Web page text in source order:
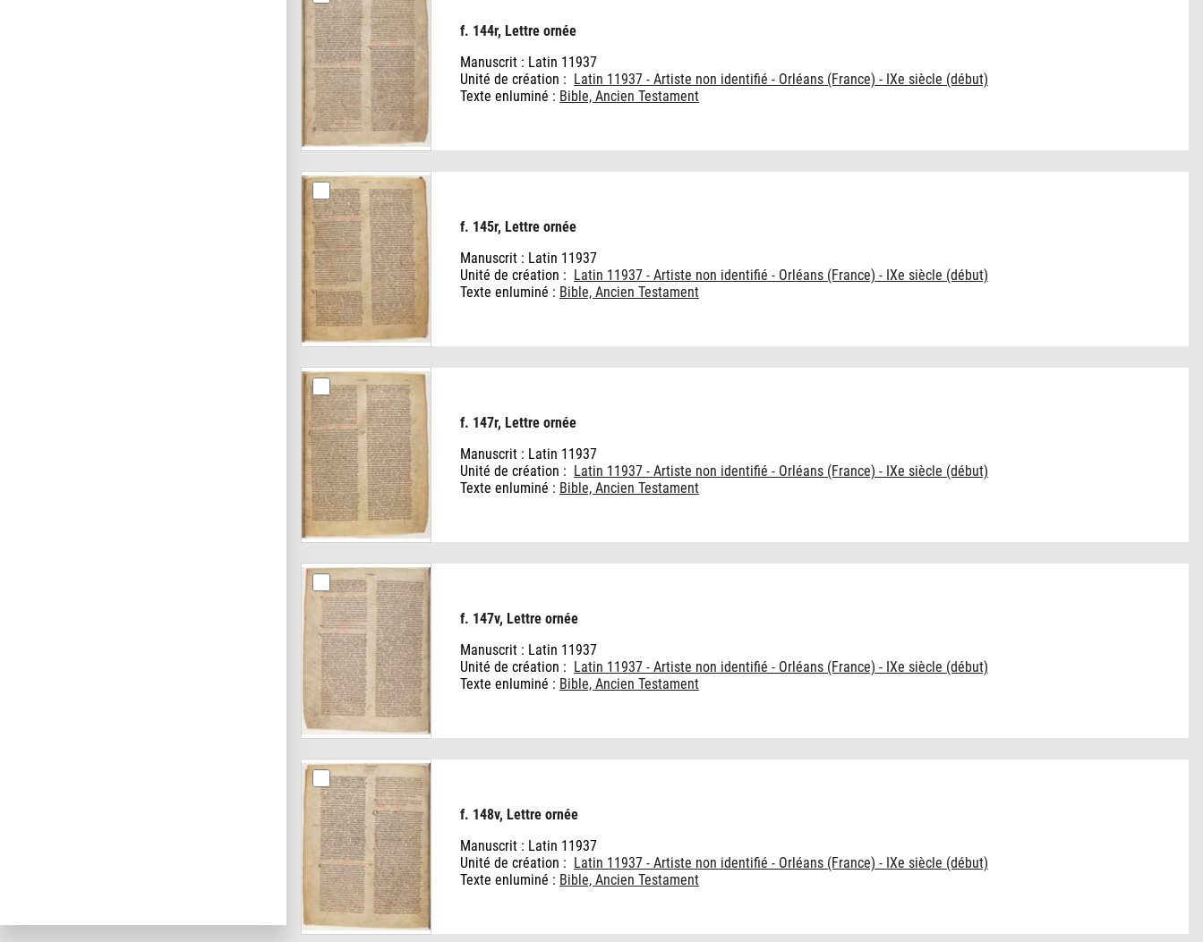
f. 144r, Lettre ornée
Manuscrit : Latin 11937
Unité de création : Latin 11937 - Artiste non identifié - Orléans (France) - IXe siècle (début)
Texte enluminé : Bible, Ancien Testament
f. 145r, Lettre ornée
Manuscrit : Latin 11937
Unité de création : Latin 11937 - Artiste non identifié - Orléans (France) - IXe siècle (début)
Texte enluminé : Bible, Ancien Testament
f. 147r, Lettre ornée
Manuscrit : Latin 11937
Unité de création : Latin 11937 - Artiste non identifié - Orléans (France) - IXe siècle (début)
Texte enluminé : Bible, Ancien Testament
f. 147v, Lettre ornée
Manuscrit : Latin 11937
Unité de création : Latin 11937 - Artiste non identifié - Orléans (France) - IXe siècle (début)
Texte enluminé : Bible, Ancien Testament
f. 148v, Lettre ornée
Manuscrit : Latin 11937
Unité de création : Latin 11937 - Artiste non identifié - Orléans (France) - IXe siècle (début)
Texte enluminé : Bible, Ancien Testament